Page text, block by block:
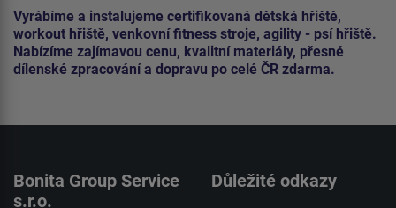
Vyrábíme a instalujeme certifikovaná dětská hřiště,
workout hřiště, venkovní fitness stroje, agility - psí hřiště.
Nabízíme zajímavou cenu, kvalitní materiály, přesné
dílenské zpracování a dopravu po celé ČR zdarma.
Bonita Group Service
s.r.o.
Důležité odkazy